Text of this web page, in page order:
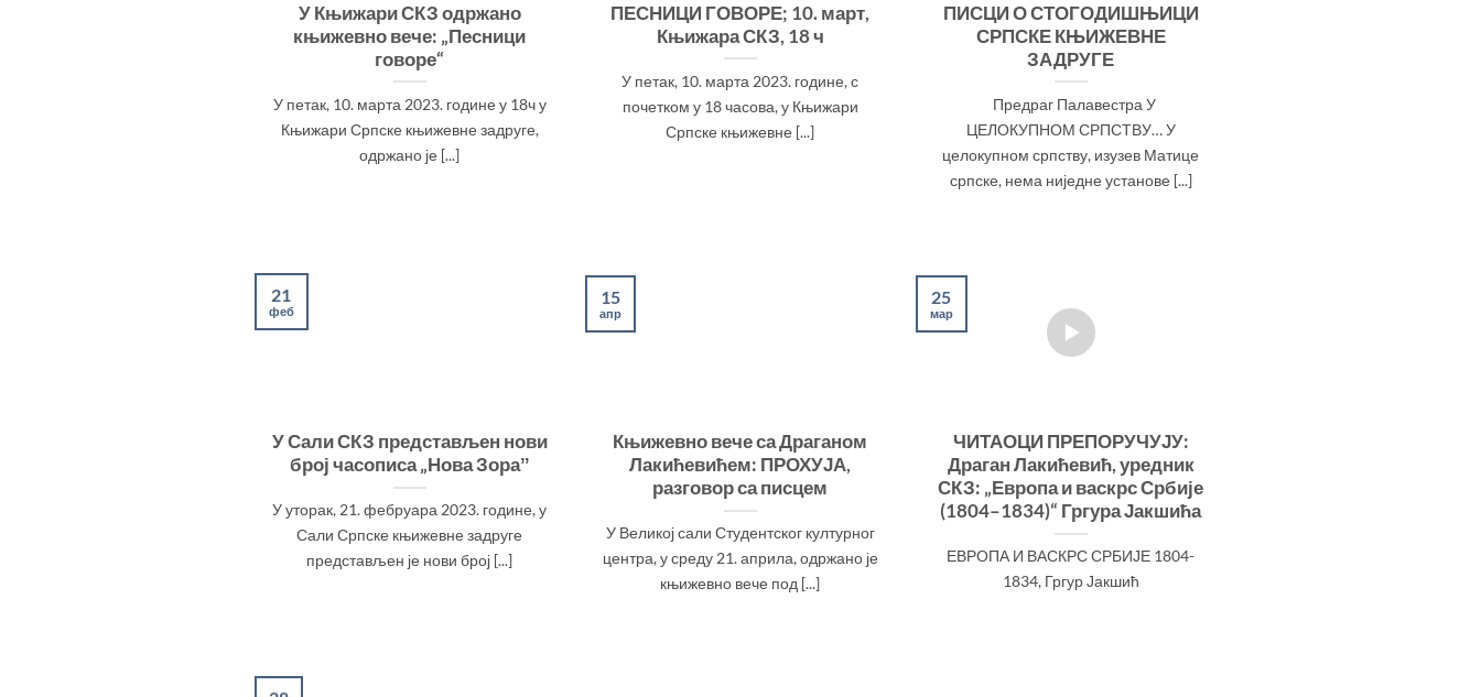
У Књижари СКЗ одржано
књижевно вече: „Песници
говоре“
У петак, 10. марта 2023. године у 18ч у
Књижари Српске књижевне задруге,
одржано је [...]
ПЕСНИЦИ ГОВОРЕ; 10. март,
Књижара СКЗ, 18 ч
У петак, 10. марта 2023. године, с
почетком у 18 часова, у Књижари
Српске књижевне [...]
ПИСЦИ О СТОГОДИШЊИЦИ
СРПСКЕ КЊИЖЕВНЕ
ЗАДРУГЕ
Предраг Палавестра У
ЦЕЛОКУПНОМ СРПСТВУ… У
целокупном српству, изузев Матице
српске, нема ниједне установе [...]
У Сали СКЗ представљен нови
број часописа „Нова Зораˮ
У уторак, 21. фебруара 2023. године, у
Сали Српске књижевне задруге
представљен је нови број [...]
21
феб
Књижевно вече са Драганом
Лакићевићем: ПРОХУЈА,
разговор са писцем
У Великој сали Студентског културног
центра, у среду 21. априла, одржано је
књижевно вече под [...]
15
апр
ЧИТАОЦИ ПРЕПОРУЧУЈУ:
Драган Лакићевић, уредник
СКЗ: „Европа и васкрс Србије
(1804–1834)“ Гргура Јакшића
ЕВРОПА И ВАСКРС СРБИЈЕ 1804-
1834, Гргур Јакшић
25
мар